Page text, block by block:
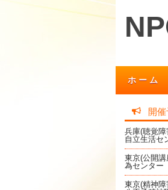
ホーム
開
兵庫(聴覚障
自立生活セ
東京(公開
為センター
東京(精神障